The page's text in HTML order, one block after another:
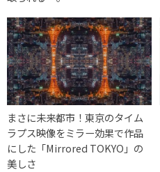
まさに未来都市！東京のタイム
ラプス映像をミラー効果で作品
にした「Mirrored TOKYO」の
美しさ